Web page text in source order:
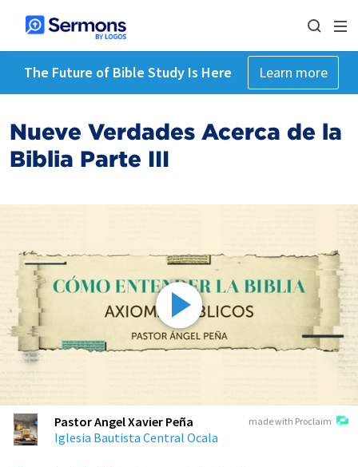
The Future of Bible Study Is Here Learn more
Nueve Verdades Acerca de la
Biblia Parte III
made with Proclaim
Pastor Angel Xavier Peña
Iglesia Bautista Central Ocala